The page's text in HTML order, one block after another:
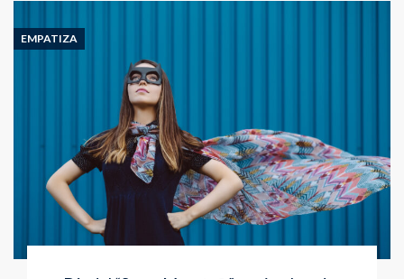
Paz
(30
enero
2019)
EMPATIZA